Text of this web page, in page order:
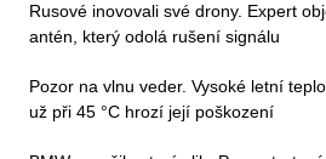
Rusové inovovali své drony. Expert
antén, který odolá rušení signálu
Pozor na vlnu veder. Vysoké letní
už při 45 °C hrozí její poškození